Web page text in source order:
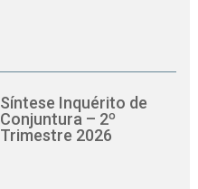
Síntese Inquérito de
Conjuntura – 2º
Trimestre 2026